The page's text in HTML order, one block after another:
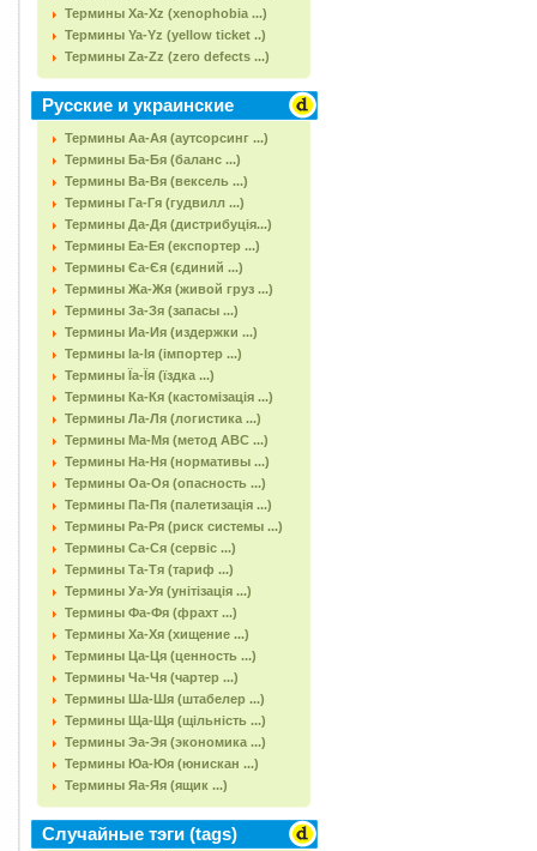
Термины Xa-Xz (xenophobia ...)
Термины Ya-Yz (yellow ticket ..)
Термины Za-Zz (zero defects ...)
Русские и украинские
Термины Аа-Ая (аутсорсинг ...)
Термины Ба-Бя (баланс ...)
Термины Ва-Вя (вексель ...)
Термины Га-Гя (гудвилл ...)
Термины Да-Дя (дистрибуція...)
Термины Еа-Ея (експортер ...)
Термины Єа-Єя (єдиний ...)
Термины Жа-Жя (живой груз ...)
Термины За-Зя (запасы ...)
Термины Иа-Ия (издержки ...)
Термины Іа-Ія (імпортер ...)
Термины Їа-Їя (їздка ...)
Термины Ка-Кя (кастомізація ...)
Термины Ла-Ля (логистика ...)
Термины Ма-Мя (метод АВС ...)
Термины На-Ня (нормативы ...)
Термины Оа-Оя (опасность ...)
Термины Па-Пя (палетизація ...)
Термины Ра-Ря (риск системы ...)
Термины Са-Ся (сервіс ...)
Термины Та-Тя (тариф ...)
Термины Уа-Уя (унітізація ...)
Термины Фа-Фя (фрахт ...)
Термины Ха-Хя (хищение ...)
Термины Ца-Ця (ценность ...)
Термины Ча-Чя (чартер ...)
Термины Ша-Шя (штабелер ...)
Термины Ща-Щя (щільність ...)
Термины Эа-Эя (экономика ...)
Термины Юа-Юя (юнискан ...)
Термины Яа-Яя (ящик ...)
Случайные тэги (tags)